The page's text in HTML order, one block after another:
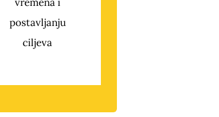
postavljanju
ciljeva